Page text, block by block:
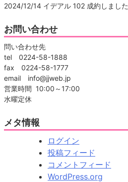
2024/12/14 イデアル 102 成約しました
お問い合わせ
問い合わせ先
tel 0224-58-1888
fax 0224-58-1777
email info@jjweb.jp
営業時間 10:00～17:00
水曜定休
メタ情報
ログイン
投稿フィード
コメントフィード
WordPress.org